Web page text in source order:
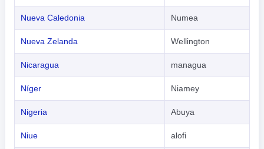
Nueva Caledonia Numea
Nueva Zelanda Wellington
Nicaragua managua
Níger Niamey
Nigeria Abuya
Niue alofi